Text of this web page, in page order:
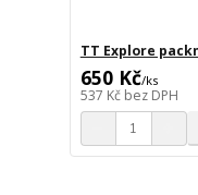
TT Explore
650 Kč/ks
537 Kč bez DPH